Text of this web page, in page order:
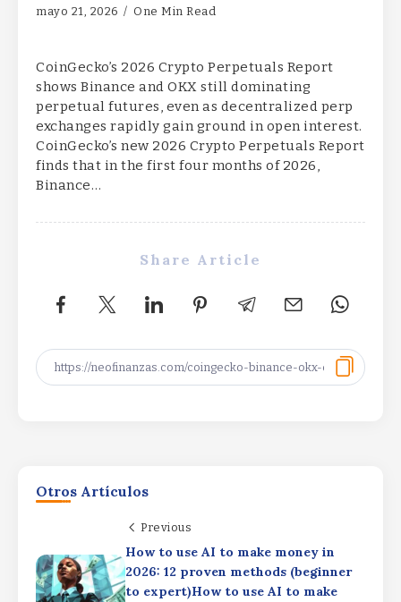
mayo 21, 2026 One Min Read
CoinGecko’s 2026 Crypto Perpetuals Report
shows Binance and OKX still dominating
perpetual futures, even as decentralized perp
exchanges rapidly gain ground in open interest.
CoinGecko’s new 2026 Crypto Perpetuals Report
finds that in the first four months of 2026,
Binance…
Share Article
Otros Artículos
Previous
How to use AI to make money in
2026: 12 proven methods (beginner
to expert)How to use AI to make